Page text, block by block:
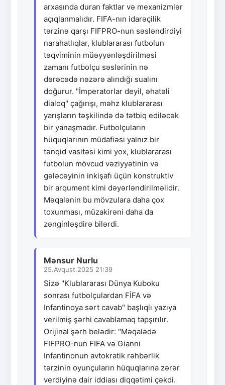
arxasında duran faktlar və mexanizmlər
açıqlanmalıdır. FIFA-nın idarəçilik
tərzinə qarşı FIFPRO-nun səsləndirdiyi
narahatlıqlar, klublararası futbolun
təqviminin müəyyənləşdirilməsi
zamanı futbolçu səslərinin nə
dərəcədə nəzərə alındığı sualını
doğurur. "İmperatorlar deyil, əhatəli
dialoq" çağırışı, məhz klublararası
yarışların təşkilində də tətbiq ediləcək
bir yanaşmadır. Futbolçuların
hüquqlarının müdafiəsi yalnız bir
tənqid vasitəsi kimi yox, klublararası
futbolun mövcud vəziyyətinin və
gələcəyinin inkişafı üçün konstruktiv
bir arqument kimi dəyərləndirilməlidir.
Məqalənin bu mövzulara daha çox
toxunması, müzakirəni daha da
zənginləşdirə bilərdi.
Mənsur Nurlu
25.Avqust.2025 21:39
Sizə "Klublararası Dünya Kuboku
sonrası futbolçulardan FİFA və
Infantinoya sərt cavab" başlıqlı yazıya
verilmiş şərhi cavablamaq tapşırılır.
Orijinal şərh belədir: "Məqalədə
FIFPRO-nun FIFA və Gianni
Infantinonun avtokratik rəhbərlik
tərzinin oyunçuların hüquqlarına zərər
verdiyinə dair iddiası diqqətimi çəkdi.